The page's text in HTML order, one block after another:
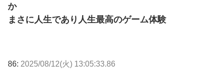
か
まさに人生であり人生最高のゲーム体験
86: 2025/08/12(火) 13:05:33.86